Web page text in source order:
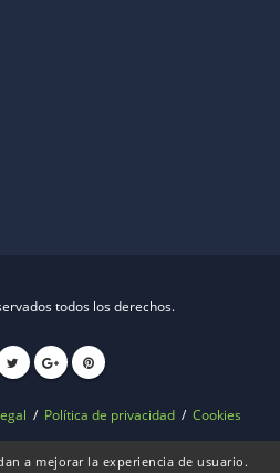
todos los derechos.
/ Política de privacidad / Cookies
a mejorar la experiencia de usuario.